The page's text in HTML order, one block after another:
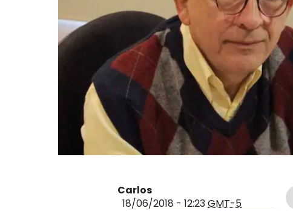
Carlos
18/06/2018 - 12:23GMT-5